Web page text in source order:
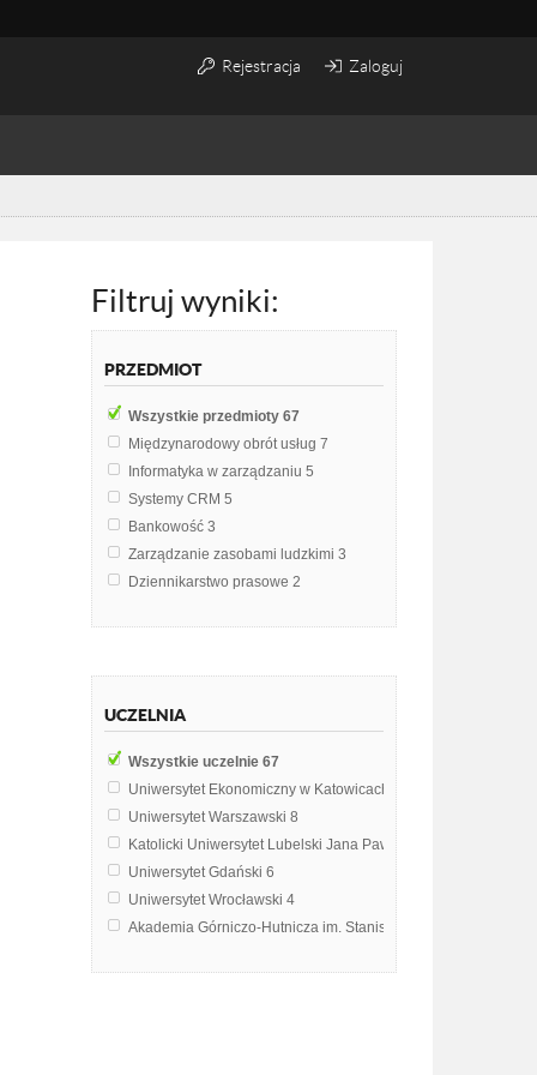
Rejestracja Zaloguj
Filtruj wyniki:
PRZEDMIOT
Wszystkie przedmioty 67
Międzynarodowy obrót usług 7
Informatyka w zarządzaniu 5
Systemy CRM 5
Bankowość 3
Zarządzanie zasobami ludzkimi 3
Dziennikarstwo prasowe 2
Systemy bankowe
Eksploatacja systemów elektronicznych i telekomunikacyjnych
Informatyka w administracji1
UCZELNIA
Wszystkie uczelnie 67
Uniwersytet Ekonomiczny w Katowicach
9
Uniwersytet Warszawski 8
Katolicki Uniwersytet Lubelski Jana Pawła II w Lublinie
Uniwersytet Gdański 6
Uniwersytet Wrocławski 4
Akademia Górniczo-Hutnicza im. Stanisława Staszica w